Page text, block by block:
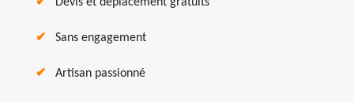
Sans engagement
Artisan passionné